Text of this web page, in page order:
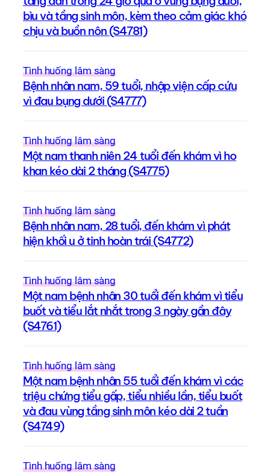
bìu và tầng sinh môn, kèm theo cảm giác khó
chịu và buồn nôn (S4781)
Tình huống lâm sàng
Bệnh nhân nam, 59 tuổi, nhập viện cấp cứu
vì đau bụng dưới (S4777)
Tình huống lâm sàng
Một nam thanh niên 24 tuổi đến khám vì ho
khan kéo dài 2 tháng (S4775)
Tình huống lâm sàng
Bệnh nhân nam, 28 tuổi, đến khám vì phát
hiện khối u ở tinh hoàn trái (S4772)
Tình huống lâm sàng
Một nam bệnh nhân 30 tuổi đến khám vì tiểu
buốt và tiểu lắt nhắt trong 3 ngày gần đây
(S4761)
Tình huống lâm sàng
Một nam bệnh nhân 55 tuổi đến khám vì các
triệu chứng tiểu gấp, tiểu nhiều lần, tiểu buốt
và đau vùng tầng sinh môn kéo dài 2 tuần
(S4749)
Tình huống lâm sàng